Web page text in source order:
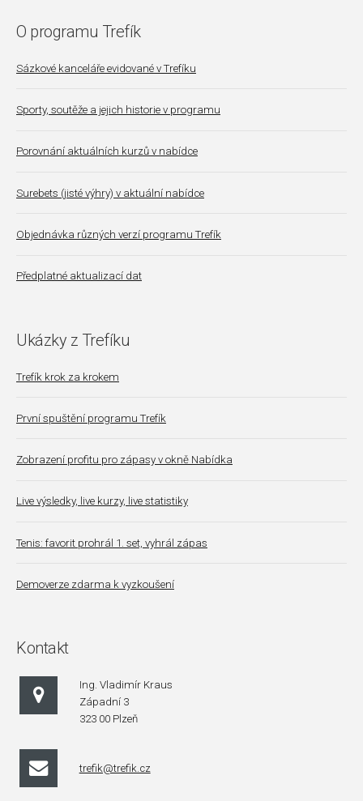
O programu Trefík
Sázkové kanceláře evidované v Trefíku
Sporty, soutěže a jejich historie v programu
Porovnání aktuálních kurzů v nabídce
Surebets (jisté výhry) v aktuální nabídce
Objednávka různých verzí programu Trefík
Předplatné aktualizací dat
Ukázky z Trefíku
Trefík krok za krokem
První spuštění programu Trefík
Zobrazení profitu pro zápasy v okně Nabídka
Live výsledky, live kurzy, live statistiky
Tenis: favorit prohrál 1. set, vyhrál zápas
Demoverze zdarma k vyzkoušení
Kontakt
Ing. Vladimír Kraus
Západní 3
323 00 Plzeň
trefik@trefik.cz